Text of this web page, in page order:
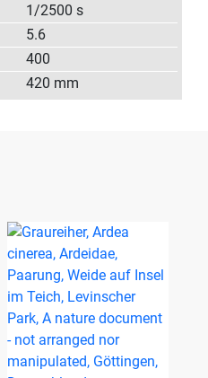
1/2500 s
5.6
400
420 mm